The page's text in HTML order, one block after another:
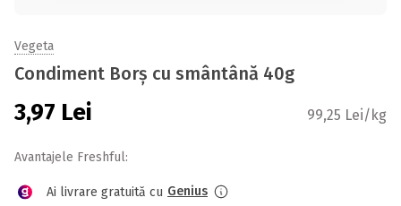
Vegeta
Condiment Borș cu smântână 40g
3,97 Lei 99,25 Lei/kg
Avantajele Freshful:
Ai livrare gratuită cu Genius